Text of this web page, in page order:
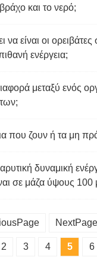
και το νερό;
να είναι οι
ενέργεια;
μεταξύ ενός
που ζουν ή τα μη
δυναμική
σε μάζα ύψους 100
NextPage
2 3 4 5 6